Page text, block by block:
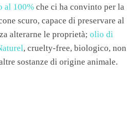
al 100% che ci ha convinto per la
scuro, capace di preservare al
alterarne le proprietà; olio di
, cruelty-free, biologico, non
sostanze di origine animale.